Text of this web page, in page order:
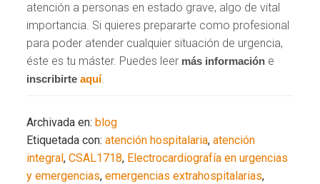
atención a personas en estado grave, algo de vital
importancia. Si quieres prepararte como profesional
para poder atender cualquier situación de urgencia,
éste es tu máster. Puedes leer más información e
inscribirte aquí.
Archivada en: blog
Etiquetada con:atención hospitalaria,atención
integral,CSAL1718, Electrocardiografía en urgencias
y emergencias,emergencias extrahospitalarias,